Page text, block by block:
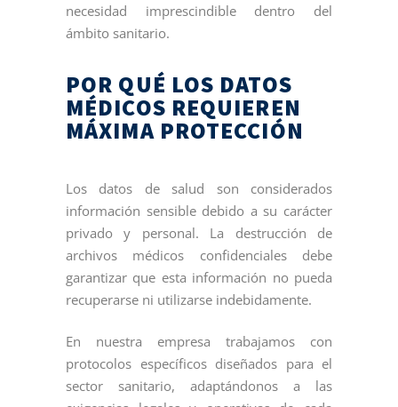
necesidad imprescindible dentro del
ámbito sanitario.
POR QUÉ LOS DATOS
MÉDICOS REQUIEREN
MÁXIMA PROTECCIÓN
Los datos de salud son considerados
información sensible debido a su carácter
privado y personal. La destrucción de
archivos médicos confidenciales debe
garantizar que esta información no pueda
recuperarse ni utilizarse indebidamente.
En nuestra empresa trabajamos con
protocolos específicos diseñados para el
sector sanitario, adaptándonos a las